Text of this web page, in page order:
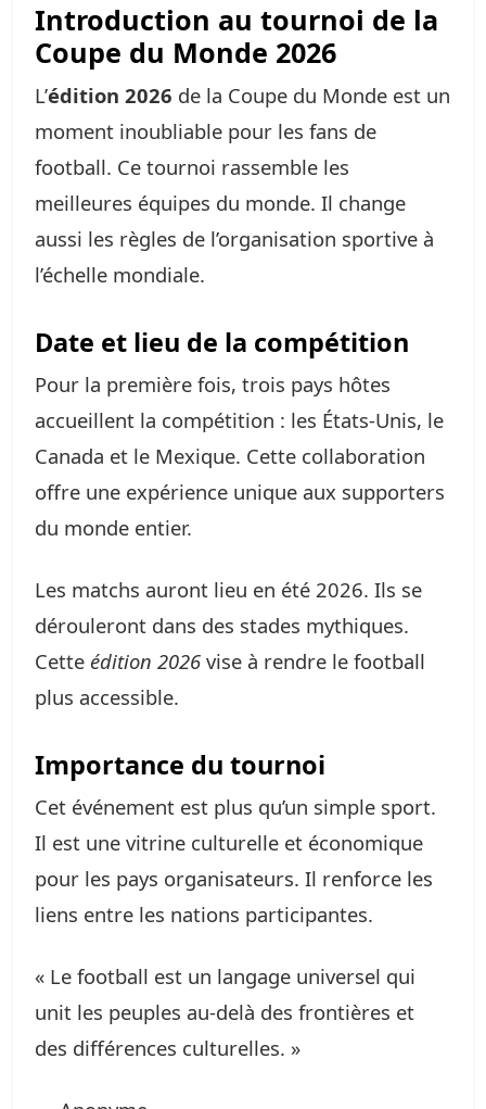
Introduction au tournoi de la
Coupe du Monde 2026
L’édition 2026 de la Coupe du Monde est un
moment inoubliable pour les fans de
football. Ce tournoi rassemble les
meilleures équipes du monde. Il change
aussi les règles de l’organisation sportive à
l’échelle mondiale.
Date et lieu de la compétition
Pour la première fois, trois pays hôtes
accueillent la compétition : les États-Unis, le
Canada et le Mexique. Cette collaboration
offre une expérience unique aux supporters
du monde entier.
Les matchs auront lieu en été 2026. Ils se
dérouleront dans des stades mythiques.
Cette édition 2026 vise à rendre le football
plus accessible.
Importance du tournoi
Cet événement est plus qu’un simple sport.
Il est une vitrine culturelle et économique
pour les pays organisateurs. Il renforce les
liens entre les nations participantes.
« Le football est un langage universel qui
unit les peuples au-delà des frontières et
des différences culturelles. »